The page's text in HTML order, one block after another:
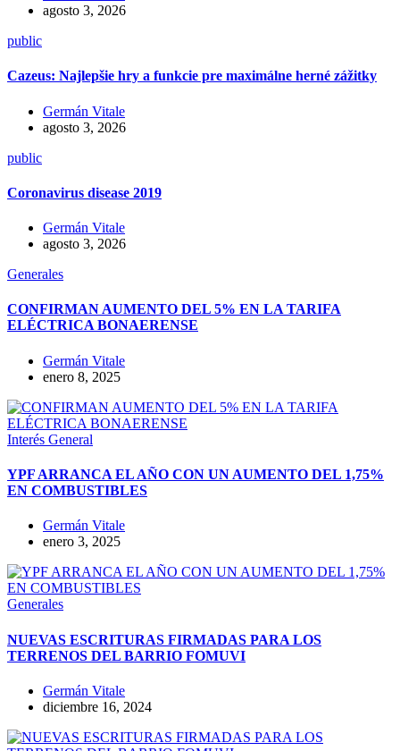
agosto 3, 2026
public
Cazeus: Najlepšie hry a funkcie pre maximálne herné zážitky
Germán Vitale
agosto 3, 2026
public
Coronavirus disease 2019
Germán Vitale
agosto 3, 2026
Generales
CONFIRMAN AUMENTO DEL 5% EN LA TARIFA
ELÉCTRICA BONAERENSE
Germán Vitale
enero 8, 2025
Interés General
YPF ARRANCA EL AÑO CON UN AUMENTO DEL 1,75%
EN COMBUSTIBLES
Germán Vitale
enero 3, 2025
Generales
NUEVAS ESCRITURAS FIRMADAS PARA LOS
TERRENOS DEL BARRIO FOMUVI
Germán Vitale
diciembre 16, 2024